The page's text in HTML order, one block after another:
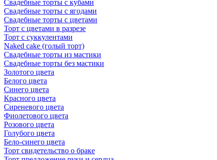
Свадебные торты с кубами
Свадебные торты с ягодами
Свадебные торты с цветами
Торт с цветами в разрезе
Торт с суккулентами
Naked cake (голый торт)
Свадебные торты из мастики
Свадебные торты без мастики
Золотого цвета
Белого цвета
Синего цвета
Красного цвета
Сиреневого цвета
Фиолетового цвета
Розового цвета
Голубого цвета
Бело-синего цвета
Торт свидетельство о браке